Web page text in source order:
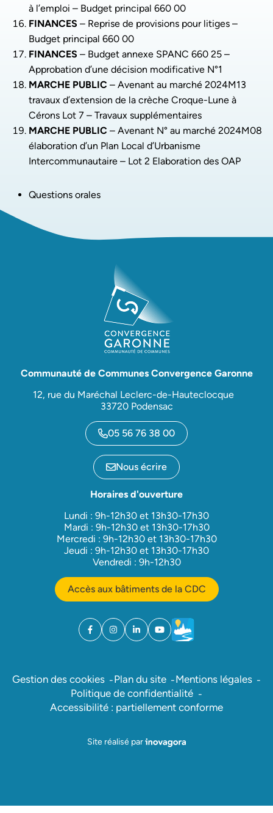
à l’emploi – Budget principal 660 00
FINANCES – Reprise de provisions pour litiges –
Budget principal 660 00
FINANCES – Budget annexe SPANC 660 25 –
Approbation d’une décision modificative N°1
MARCHE PUBLIC – Avenant au marché 2024M13
travaux d’extension de la crèche Croque-Lune à
Cérons Lot 7 – Travaux supplémentaires
MARCHE PUBLIC – Avenant N° au marché 2024M08
élaboration d’un Plan Local d’Urbanisme
Intercommunautaire – Lot 2 Elaboration des OAP
Questions orales
Communauté de Communes Convergence Garonne
12, rue du Maréchal Leclerc-de-Hauteclocque
33720 Podensac
05 56 76 38 00
Nous écrire
Horaires d'ouverture
Lundi : 9h-12h30 et 13h30-17h30
Mardi : 9h-12h30 et 13h30-17h30
Mercredi : 9h-12h30 et 13h30-17h30
Jeudi : 9h-12h30 et 13h30-17h30
Vendredi : 9h-12h30
Accès aux bâtiments de la CDC
Facebook
(ouverture dans un nouvel onglet)
Instagram
(ouverture dans un nouvel onglet)
Linkedin
(ouverture dans un nouvel onglet)
YouTube
(ouverture dans un nouvel
Météo
(ouverture dans un
Gestion des cookies Plan du site
Mentions légales
Politique de confidentialité
Accessibilité : partiellement conforme
Site réalisé parInovagora (ouverture dans un